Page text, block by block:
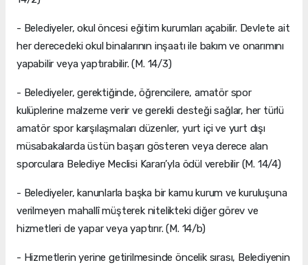
- Belediyeler, okul öncesi eğitim kurumları açabilir. Devlete ait
her derecedeki okul binalarının inşaatı ile bakım ve onarımını
yapabilir veya yaptırabilir. (M. 14/3)
- Belediyeler, gerektiğinde, öğrencilere, amatör spor
kulüplerine malzeme verir ve gerekli desteği sağlar, her türlü
amatör spor karşılaşmaları düzenler, yurt içi ve yurt dışı
müsabakalarda üstün başarı gösteren veya derece alan
sporculara Belediye Meclisi Kararı’yla ödül verebilir (M. 14/4)
- Belediyeler, kanunlarla başka bir kamu kurum ve kuruluşuna
verilmeyen mahallî müşterek nitelikteki diğer görev ve
hizmetleri de yapar veya yaptırır. (M. 14/b)
- Hizmetlerin yerine getirilmesinde öncelik sırası, Belediyenin